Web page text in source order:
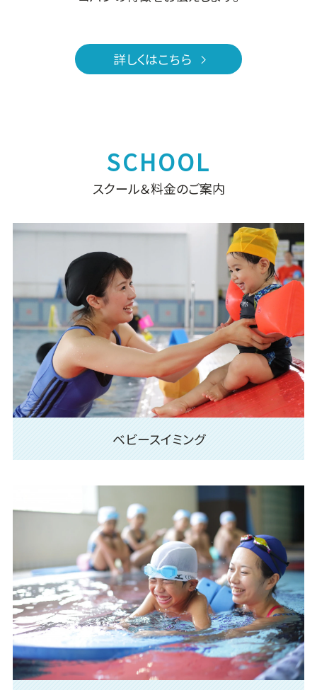
詳しくはこちら
スクール＆料金のご案内
ベビースイミング